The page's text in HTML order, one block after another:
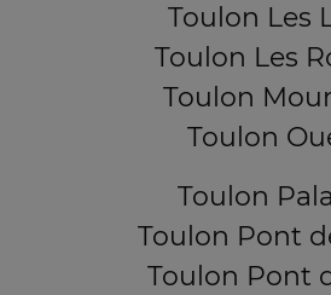
Toulon Les
Toulon Les
Toulon
Toulon
Toulon
Toulon Pont
Toulon Pont